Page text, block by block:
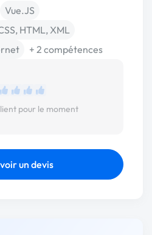
Vue.JS
HTML, XML
+ 2 compétences
pour le moment
un devis